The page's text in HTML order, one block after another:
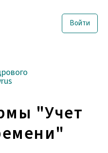
Войти
"Учет